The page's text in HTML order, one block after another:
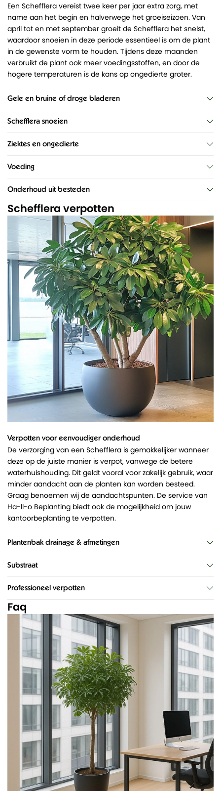
Een Schefflera vereist twee keer per jaar extra zorg, met
name aan het begin en halverwege het groeiseizoen. Van
april tot en met september groeit de Schefflera het snelst,
waardoor snoeien in deze periode essentieel is om de plant
in de gewenste vorm te houden. Tijdens deze maanden
verbruikt de plant ook meer voedingsstoffen, en door de
hogere temperaturen is de kans op ongedierte groter.
Gele en bruine of droge bladeren
Schefflera snoeien
Ziektes en ongedierte
Voeding
Onderhoud uit besteden
Schefflera verpotten
Verpotten voor eenvoudiger onderhoud
De verzorging van een Schefflera is gemakkelijker wanneer
deze op de juiste manier is verpot, vanwege de betere
waterhuishouding. Dit geldt vooral voor zakelijk gebruik, waar
minder aandacht aan de planten kan worden besteed.
Graag benoemen wij de aandachtspunten. De service van
Ha-ll-o Beplanting biedt ook de mogelijkheid om jouw
kantoorbeplanting te verpotten.
Plantenbak drainage & afmetingen
Substraat
Professioneel verpotten
Faq